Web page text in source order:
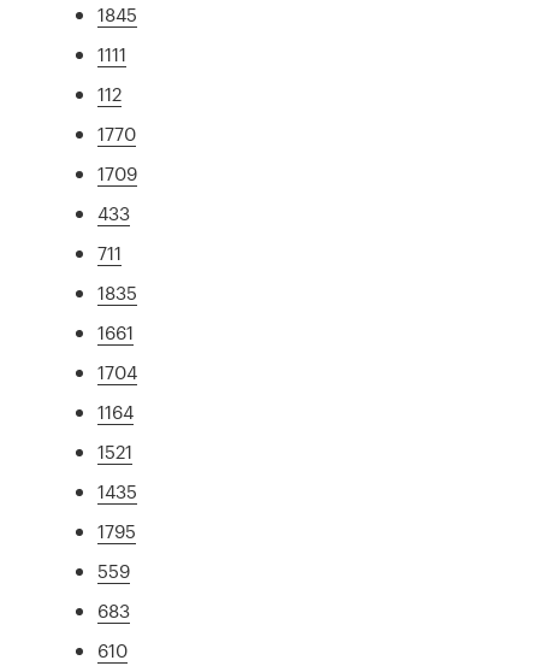
1845
1111
112
1770
1709
433
711
1835
1661
1704
1164
1521
1435
1795
559
683
610